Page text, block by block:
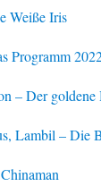
Weiße Iris
Programm
– Der
Lambil – Die